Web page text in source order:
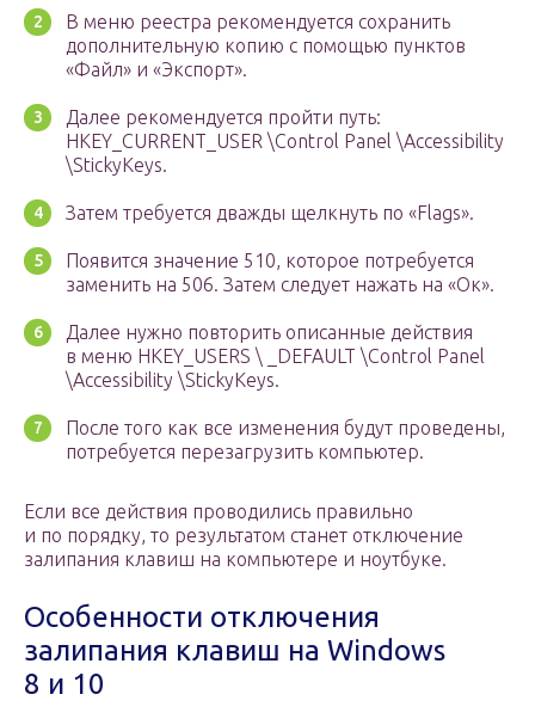
В меню реестра рекомендуется сохранить
дополнительную копию с помощью пунктов
«Файл» и «Экспорт».
Далее рекомендуется пройти путь:
HKEY_CURRENT_USER \Control Panel \Accessibility
\StickyKeys.
Затем требуется дважды щелкнуть по «Flags».
Появится значение 510, которое потребуется
заменить на 506. Затем следует нажать на «Ок».
Далее нужно повторить описанные действия
в меню HKEY_USERS \ _DEFAULT \Control Panel
\Accessibility \StickyKeys.
После того как все изменения будут проведены,
потребуется перезагрузить компьютер.
Если все действия проводились правильно
и по порядку, то результатом станет отключение
залипания клавиш на компьютере и ноутбуке.
Особенности отключения
залипания клавиш на Windows
8 и 10